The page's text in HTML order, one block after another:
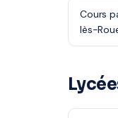
Cours
lès-